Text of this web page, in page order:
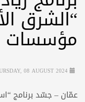
مؤسسات
08 AUGUST 2024
عمّان – جسّد برنامج